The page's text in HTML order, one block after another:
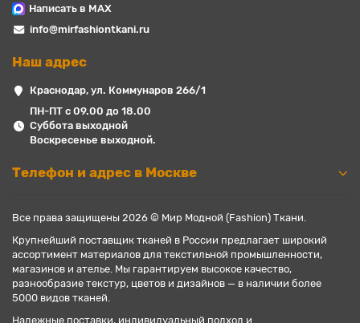
Написать в MAX
info@mirfashiontkani.ru
Наш адрес
Краснодар, ул. Коммунаров 266/1
ПН-ПТ с 09.00 до 18.00
Суббота выходной
Воскресенье выходной.
Телефон и адрес в Москве
Все права защищены 2026 © Мир Модной (Fashion) Ткани.
Крупнейший поставщик тканей в России предлагает широкий
ассортимент материалов для текстильной промышленности,
магазинов и ателье. Мы гарантируем высокое качество,
разнообразие текстур, цветов и дизайнов — в наличии более
5000 видов тканей.
Надежные поставки, индивидуальный подход и